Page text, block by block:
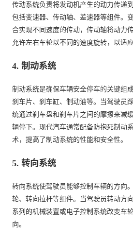
传动系统负责将发动机产生的动力传递
包括变速器、传动轴、差速器等组件。
合实现不同速度的传动，传动轴将动力
允许左右车轮以不同的速度旋转，以适
4. 制动系统
制动系统是确保车辆安全停车的关键组
刹车片、刹车缸、制动油等。当驾驶员
统通过刹车盘和刹车片之间的摩擦来减
辆停下。现代汽车通常配备防抱死制动
术，提高了制动系统的性能和安全性。
5. 转向系统
转向系统使驾驶员能够控制车辆的方向
轮、转向拉杆等组件。当驾驶员转动方
系列的机械装置或电子控制系统改变车
向。